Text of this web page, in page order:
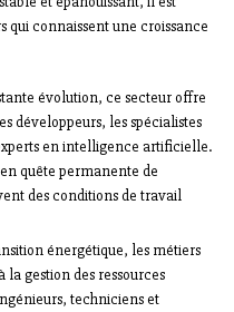
qui connaissent une croissance
évolution, ce secteur offre
développeurs, les spécialistes
en intelligence artificielle.
quête permanente de
des conditions de travail
énergétique, les métiers
la gestion des ressources
techniciens et